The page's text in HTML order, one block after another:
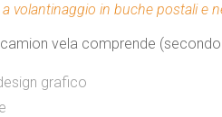
volantinaggio in buche postali e
vela comprende
grafico